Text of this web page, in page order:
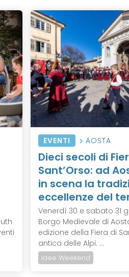
EVENTI AOSTA
Dieci secoli di
Sant’Orso: ad
in scena la
eccellenze del
Venerdì 30 e sabato 31
Borgo Medievale di
edizione della Fiera di
antica delle Alpi. ...
Idee Weekend